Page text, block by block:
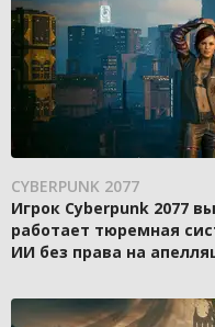
CYBERPUNK 2077
Игрок Cyberpunk 2077
работает тюремная
ИИ без права на